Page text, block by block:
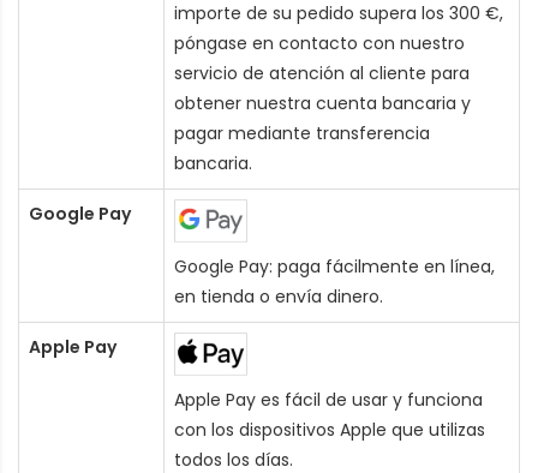
importe de su pedido supera los 300 €,
póngase en contacto con nuestro
servicio de atención al cliente para
obtener nuestra cuenta bancaria y
pagar mediante transferencia
bancaria.
Google Pay
Google Pay: paga fácilmente en línea,
en tienda o envía dinero.
Apple Pay
Apple Pay es fácil de usar y funciona
con los dispositivos Apple que utilizas
todos los días.